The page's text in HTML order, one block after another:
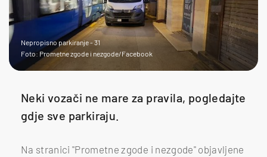
Nepropisno parkiranje - 31
Foto: Prometne zgode i nezgode/Facebook
Neki vozači ne mare za pravila, pogledajte
gdje sve parkiraju.
Na stranici "Prometne zgode i nezgode" objavljene